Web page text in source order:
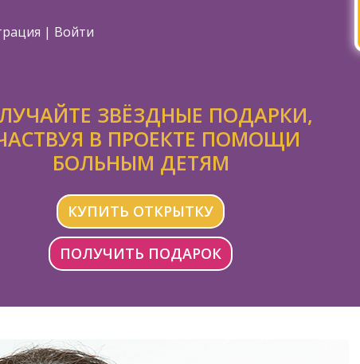
| Войти
ЗВЁЗДНЫЕ ПОДАРКИ,
В ПРОЕКТЕ ПОМОЩИ
БОЛЬНЫМ ДЕТЯМ
КУПИТЬ ОТКРЫТКУ
ПОЛУЧИТЬ ПОДАРОК